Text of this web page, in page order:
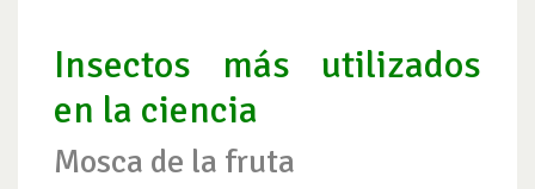
Insectos más utilizados
en la ciencia
Mosca de la fruta